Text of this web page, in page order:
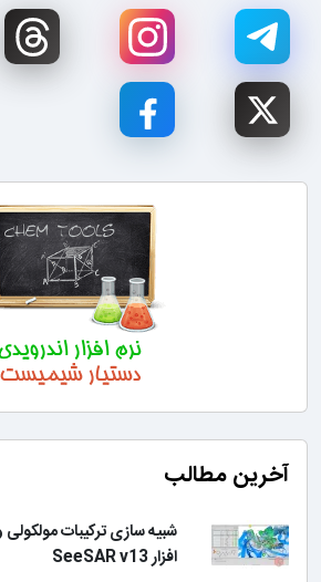
آخرین مطالب
شبیه سازی ترکیبات مولکولی
افزار SeeSAR v13